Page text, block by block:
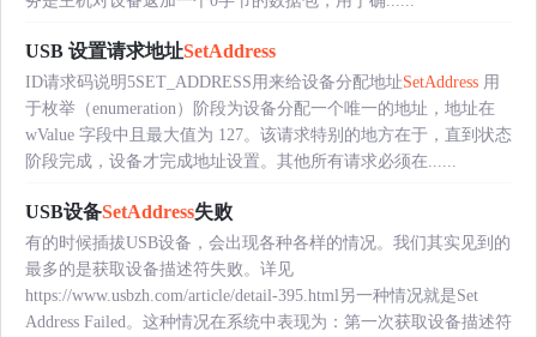
USB 设置请求地址SetAddress
ID请求码说明5SET_ADDRESS用来给设备分配地址SetAddress 用
于枚举（enumeration）阶段为设备分配一个唯一的地址，地址在
wValue 字段中且最大值为 127。该请求特别的地方在于，直到状态
阶段完成，设备才完成地址设置。其他所有请求必须在......
USB设备SetAddress失败
有的时候插拔USB设备，会出现各种各样的情况。我们其实见到的
最多的是获取设备描述符失败。详见
https://www.usbzh.com/article/detail-395.html另一种情况就是Set
Address Failed。这种情况在系统中表现为：第一次获取设备描述符